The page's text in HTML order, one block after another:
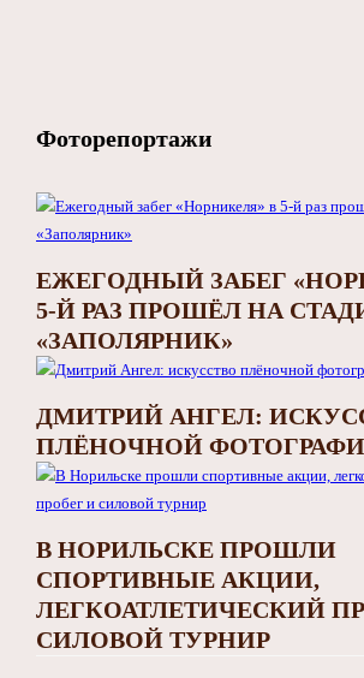
Фоторепортажи
ЕЖЕГОДНЫЙ ЗАБЕГ
5-Й РАЗ ПРОШЁЛ НА
«ЗАПОЛЯРНИК»
ДМИТРИЙ АНГЕЛ:
ПЛЁНОЧНОЙ
В НОРИЛЬСКЕ ПРОШЛИ
СПОРТИВНЫЕ АКЦИИ,
ЛЕГКОАТЛЕТИЧЕСКИЙ
СИЛОВОЙ ТУРНИР